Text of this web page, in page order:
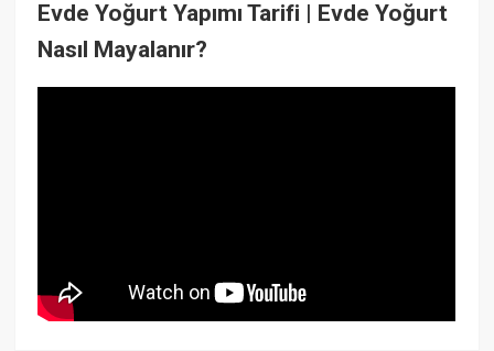
Evde Yoğurt Yapımı Tarifi | Evde Yoğurt
Nasıl Mayalanır?